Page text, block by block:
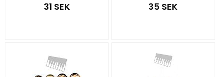
31 SEK 35 SEK